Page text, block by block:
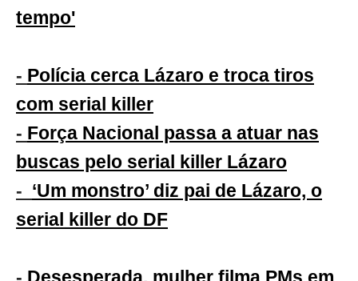
tempo'
- Polícia cerca Lázaro e troca tiros
com serial killer
- Força Nacional passa a atuar nas
buscas pelo serial killer Lázaro
- ‘Um monstro’ diz pai de Lázaro, o
serial killer do DF